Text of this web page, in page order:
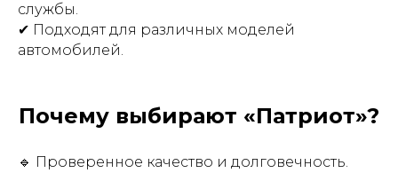
службы.
✔ Подходят для различных моделей
автомобилей.
Почему выбирают «Патриот»?
🔹 Проверенное качество и долговечность.